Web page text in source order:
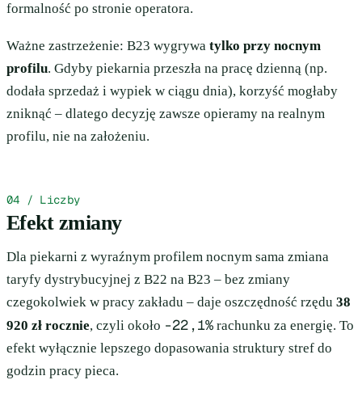
formalność po stronie operatora.
Ważne zastrzeżenie: B23 wygrywa tylko przy nocnym
profilu. Gdyby piekarnia przeszła na pracę dzienną (np.
dodała sprzedaż i wypiek w ciągu dnia), korzyść mogłaby
zniknąć – dlatego decyzję zawsze opieramy na realnym
profilu, nie na założeniu.
04 / Liczby
Efekt zmiany
Dla piekarni z wyraźnym profilem nocnym sama zmiana
taryfy dystrybucyjnej z B22 na B23 – bez zmiany
czegokolwiek w pracy zakładu – daje oszczędność rzędu 38
920 zł rocznie, czyli około -22,1% rachunku za energię. To
efekt wyłącznie lepszego dopasowania struktury stref do
godzin pracy pieca.